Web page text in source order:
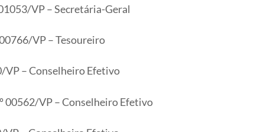
VP – Secretária-Geral
VP – Tesoureiro
VP – Conselheiro Efetivo
00562/VP – Conselheiro Efetivo